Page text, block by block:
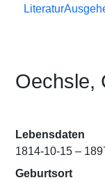
Literatur
Oechsle,
Lebensdaten
1814-10-15 –
Geburtsort